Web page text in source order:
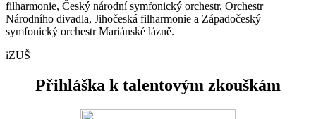
filharmonie, Český národní symfonický orchestr, Orchestr
Národního divadla, Jihočeská filharmonie a Západočeský
symfonický orchestr Mariánské lázně.
iZUŠ
Přihláška k talentovým zkouškám